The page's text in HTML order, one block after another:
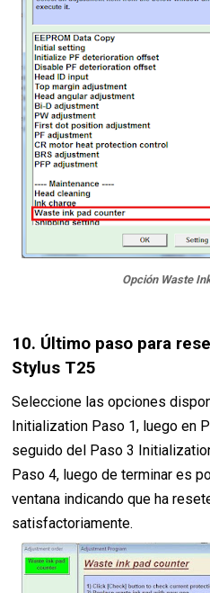
Opción Waste
10. Último paso para
Stylus T25
Seleccione las opciones
Initialization Paso 1, luego en
seguido del Paso 3
Paso 4, luego de terminar es
ventana indicando que ha
satisfactoriamente.